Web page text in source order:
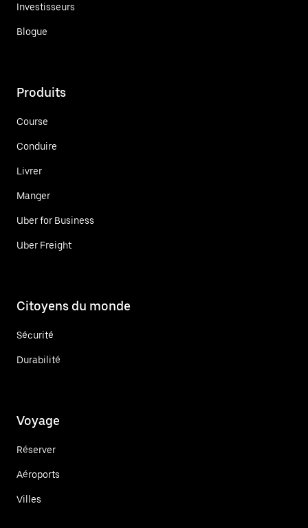
Investisseurs
Blogue
Produits
Course
Conduire
Livrer
Manger
Uber for Business
Uber Freight
Citoyens du monde
Sécurité
Durabilité
Voyage
Réserver
Aéroports
Villes